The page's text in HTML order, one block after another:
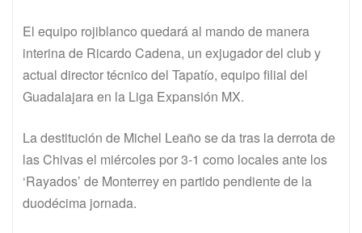
El equipo rojiblanco quedará al mando de manera
interina de Ricardo Cadena, un exjugador del club y
actual director técnico del Tapatío, equipo filial del
Guadalajara en la Liga Expansión MX.
La destitución de Michel Leaño se da tras la derrota de
las Chivas el miércoles por 3-1 como locales ante los
‘Rayados’ de Monterrey en partido pendiente de la
duodécima jornada.